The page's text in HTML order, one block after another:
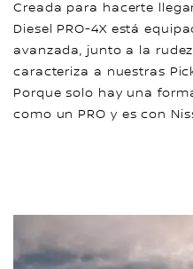
Creada para hacerte
Diesel PRO-4X está
avanzada, junto a la
caracteriza a nuestras
Porque solo hay una
como un PRO y es con